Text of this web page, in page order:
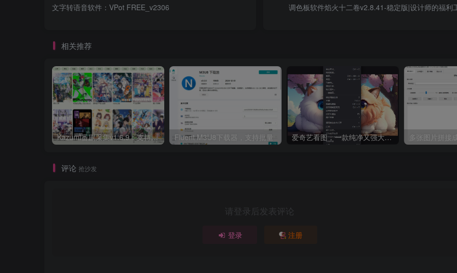
文字转语音软件：VPot FREE_v2306
调色板软件焰火十二卷v2.8.41-稳定版|设计师的福利
相关推荐
Kazumi番剧采集v1.6.9：支持自定义规则+在线观看+弹幕，跨平台下载 Fluent M3U8下载器，支持批量 爱奇艺看图，一款纯净又强大的看图工具 多张图片拼接
评论 抢沙发
请登录后发表评论
登录 注册